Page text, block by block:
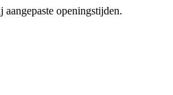
openingstijden.